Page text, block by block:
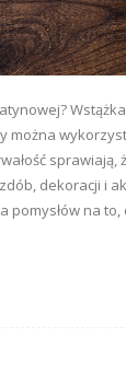
można
dekoracji i
pomysłów na to,